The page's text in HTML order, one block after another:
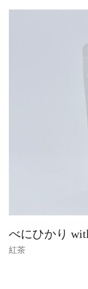
べにひかり
紅茶